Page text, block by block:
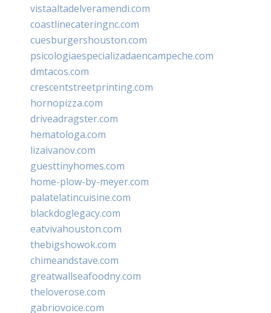
vistaaltadelveramendi.com
coastlinecateringnc.com
cuesburgershouston.com
psicologiaespecializadaencampeche.com
dmtacos.com
crescentstreetprinting.com
hornopizza.com
driveadragster.com
hematologa.com
lizaivanov.com
guesttinyhomes.com
home-plow-by-meyer.com
palatelatincuisine.com
blackdoglegacy.com
eatvivahouston.com
thebigshowok.com
chimeandstave.com
greatwallseafoodny.com
theloverose.com
gabriovoice.com